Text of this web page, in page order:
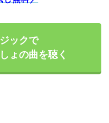
ックで
ょの曲を聴く